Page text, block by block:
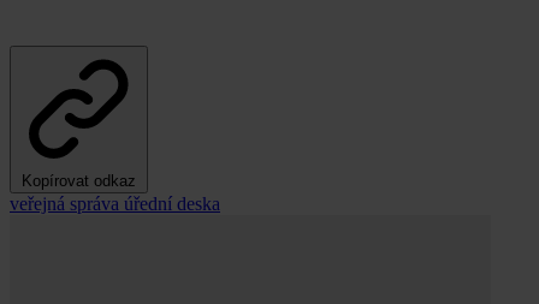
Kopírovat odkaz
veřejná správa úřední deska